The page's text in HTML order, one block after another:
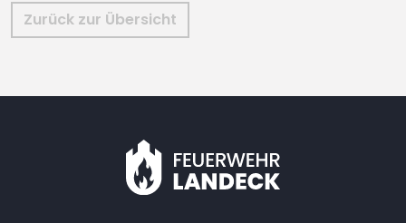
Zurück zur Übersicht